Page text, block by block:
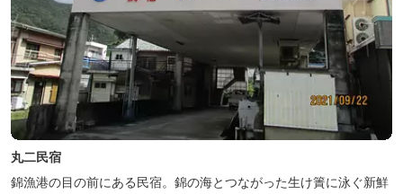
丸二民宿
錦漁港の目の前にある民宿。錦の海とつながった生け簀に泳ぐ新鮮